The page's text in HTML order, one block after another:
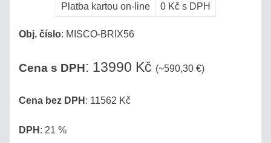
Platba kartou on-line
0 Kč s DPH
Obj. číslo: MISCO-BRIX56
Cena s DPH: 13990 Kč (~590,30 €)
Cena bez DPH : 11562 Kč
DPH : 21 %
BRIX